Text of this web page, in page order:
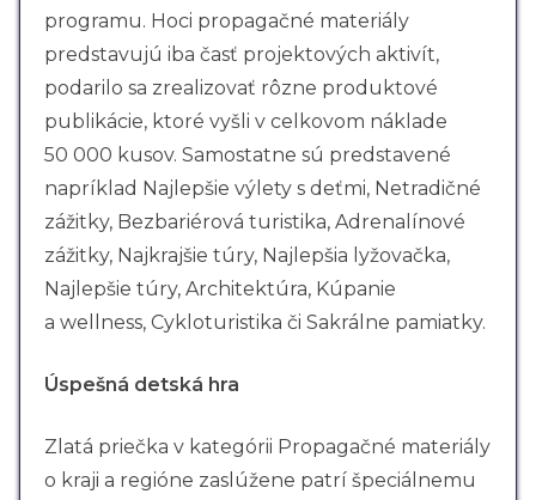
programu. Hoci propagačné materiály
predstavujú iba časť projektových aktivít,
podarilo sa zrealizovať rôzne produktové
publikácie, ktoré vyšli v celkovom náklade
50 000 kusov. Samostatne sú predstavené
napríklad Najlepšie výlety s deťmi, Netradičné
zážitky, Bezbariérová turistika, Adrenalínové
zážitky, Najkrajšie túry, Najlepšia lyžovačka,
Najlepšie túry, Architektúra, Kúpanie
a wellness, Cykloturistika či Sakrálne pamiatky.
Úspešná detská hra
Zlatá priečka v kategórii Propagačné materiály
o kraji a regióne zaslúžene patrí špeciálnemu